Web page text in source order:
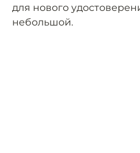
для нового
небольшой.